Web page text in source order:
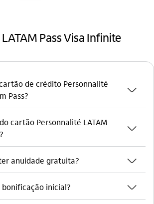
Pass Visa Infinite
de crédito Personnalité
Pass?
seta_baixo
cartão Personnalité LATAM
seta_baixo
anuidade gratuita? seta_baixo
inicial? seta_baixo